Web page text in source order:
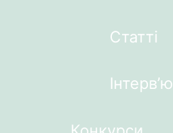
Статті
Інтерв’ю